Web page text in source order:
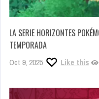
LA SERIE HORIZONTES
TEMPORADA
Oct 9, 2025 Like this